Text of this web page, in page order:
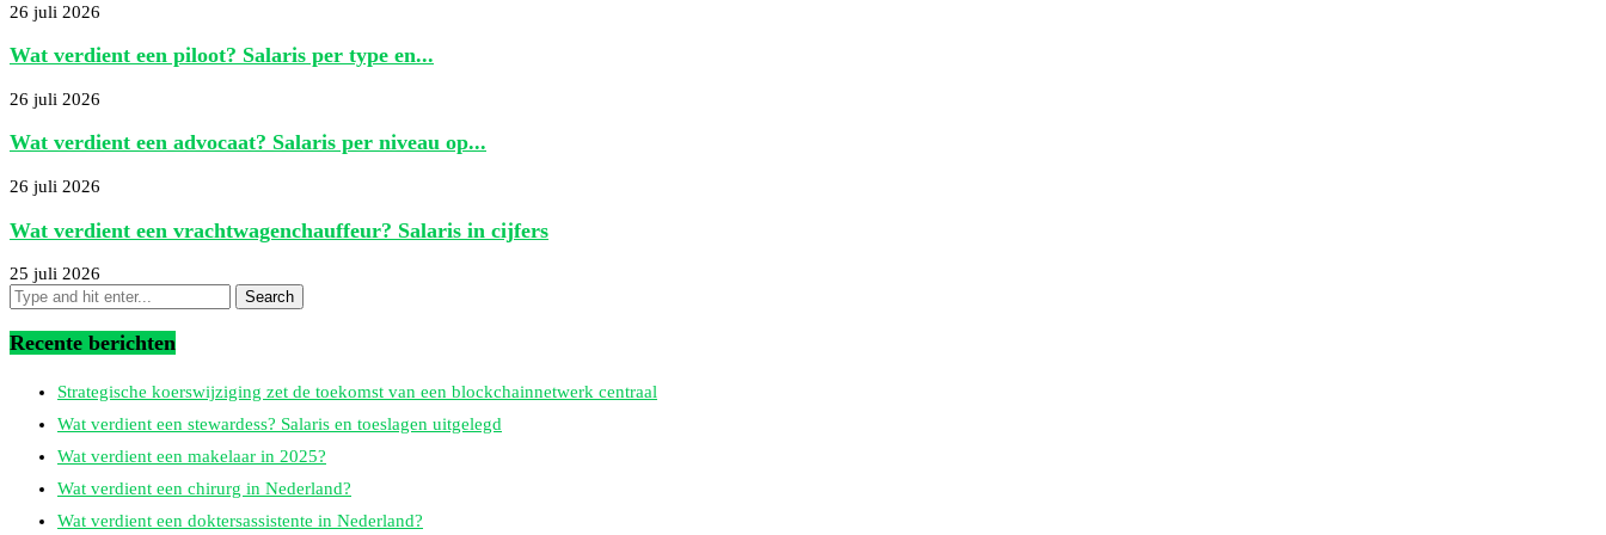
26 juli 2026
Wat verdient een piloot? Salaris per type en...
26 juli 2026
Wat verdient een advocaat? Salaris per niveau op...
26 juli 2026
Wat verdient een vrachtwagenchauffeur? Salaris in cijfers
25 juli 2026
Recente berichten
Strategische koerswijziging zet de toekomst van een blockchainnetwerk centraal
Wat verdient een stewardess? Salaris en toeslagen uitgelegd
Wat verdient een makelaar in 2025?
Wat verdient een chirurg in Nederland?
Wat verdient een doktersassistente in Nederland?